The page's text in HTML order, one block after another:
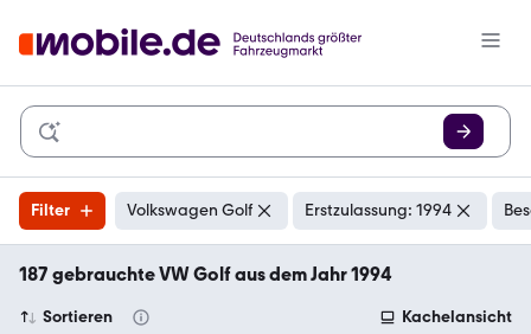
Filter Volkswagen Golf Erstzulassung: 1994
187 gebrauchte VW Golf aus dem Jahr 1994
Sortieren Kachelansicht